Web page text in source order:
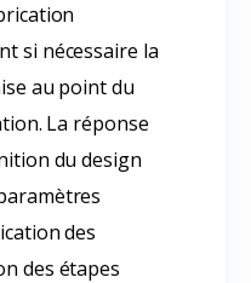
si nécessaire la
au point du
La réponse
du design
des
des étapes